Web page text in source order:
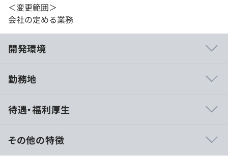
＜変更範囲＞
会社の定める業務
開発環境
勤務地
待遇・福利厚生
その他の特徴